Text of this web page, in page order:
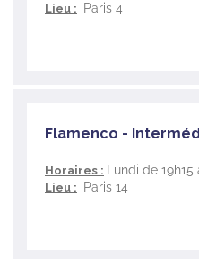
Lieu : Paris 4
Flamenco -
Horaires : Lundi de 19h15
Lieu : Paris 14